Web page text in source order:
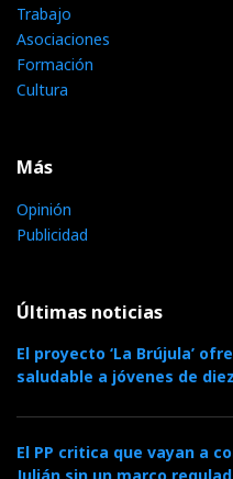
Trabajo
Asociaciones
Formación
Cultura
Más
Opinión
Publicidad
Últimas noticias
El proyecto ‘La Brújula’
saludable a jóvenes de
El PP critica que vayan a